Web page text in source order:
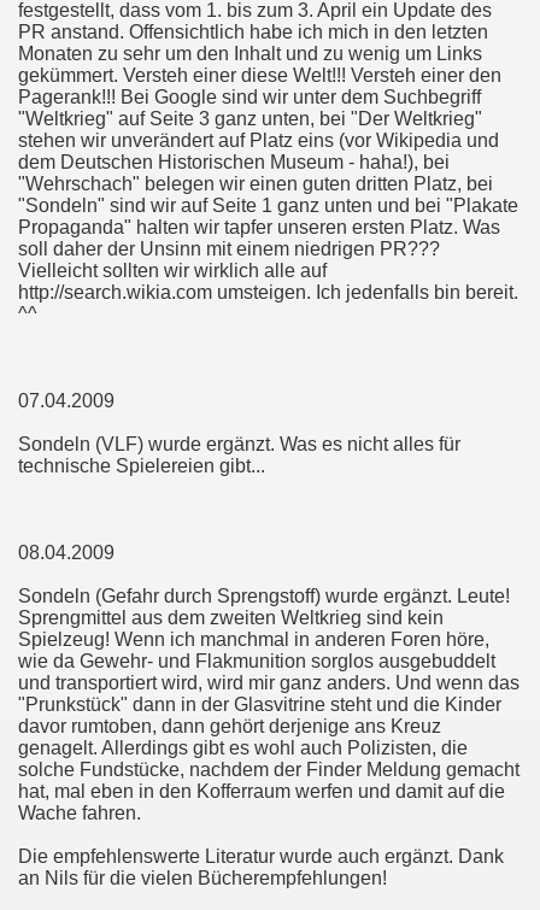
festgestellt, dass vom 1. bis zum 3. April ein Update des
PR anstand. Offensichtlich habe ich mich in den letzten
Monaten zu sehr um den Inhalt und zu wenig um Links
gekümmert. Versteh einer diese Welt!!! Versteh einer den
Pagerank!!! Bei Google sind wir unter dem Suchbegriff
"Weltkrieg" auf Seite 3 ganz unten, bei "Der Weltkrieg"
stehen wir unverändert auf Platz eins (vor Wikipedia und
dem Deutschen Historischen Museum - haha!), bei
"Wehrschach" belegen wir einen guten dritten Platz, bei
"Sondeln" sind wir auf Seite 1 ganz unten und bei "Plakate
Propaganda" halten wir tapfer unseren ersten Platz. Was
soll daher der Unsinn mit einem niedrigen PR???
Vielleicht sollten wir wirklich alle auf
http://search.wikia.com umsteigen. Ich jedenfalls bin bereit.
^^
07.04.2009
Sondeln (VLF) wurde ergänzt. Was es nicht alles für
technische Spielereien gibt...
08.04.2009
Sondeln (Gefahr durch Sprengstoff) wurde ergänzt. Leute!
Sprengmittel aus dem zweiten Weltkrieg sind kein
Spielzeug! Wenn ich manchmal in anderen Foren höre,
wie da Gewehr- und Flakmunition sorglos ausgebuddelt
und transportiert wird, wird mir ganz anders. Und wenn das
"Prunkstück" dann in der Glasvitrine steht und die Kinder
davor rumtoben, dann gehört derjenige ans Kreuz
genagelt. Allerdings gibt es wohl auch Polizisten, die
solche Fundstücke, nachdem der Finder Meldung gemacht
hat, mal eben in den Kofferraum werfen und damit auf die
Wache fahren.
Die empfehlenswerte Literatur wurde auch ergänzt. Dank
an Nils für die vielen Bücherempfehlungen!